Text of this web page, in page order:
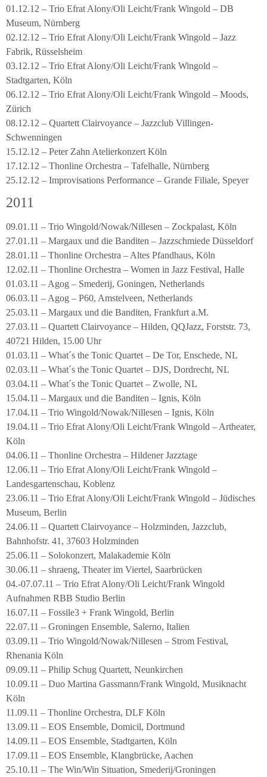
01.12.12 – Trio Efrat Alony/Oli Leicht/Frank Wingold – DB
Museum, Nürnberg
02.12.12 – Trio Efrat Alony/Oli Leicht/Frank Wingold – Jazz
Fabrik, Rüsselsheim
03.12.12 – Trio Efrat Alony/Oli Leicht/Frank Wingold –
Stadtgarten, Köln
06.12.12 – Trio Efrat Alony/Oli Leicht/Frank Wingold – Moods,
Zürich
08.12.12 – Quartett Clairvoyance – Jazzclub Villingen-
Schwenningen
15.12.12 – Peter Zahn Atelierkonzert Köln
17.12.12 – Thonline Orchestra – Tafelhalle, Nürnberg
25.12.12 – Improvisations Performance – Grande Filiale, Speyer
2011
09.01.11 – Trio Wingold/Nowak/Nillesen – Zockpalast, Köln
27.01.11 – Margaux und die Banditen – Jazzschmiede Düsseldorf
28.01.11 – Thonline Orchestra – Altes Pfandhaus, Köln
12.02.11 – Thonline Orchestra – Women in Jazz Festival, Halle
01.03.11 – Agog – Smederij, Goningen, Netherlands
06.03.11 – Agog – P60, Amstelveen, Netherlands
25.03.11 – Margaux und die Banditen, Frankfurt a.M.
27.03.11 – Quartett Clairvoyance – Hilden, QQJazz, Forststr. 73,
40721 Hilden, 15.00 Uhr
01.03.11 – What´s the Tonic Quartet – De Tor, Enschede, NL
02.03.11 – What´s the Tonic Quartet – DJS, Dordrecht, NL
03.04.11 – What´s the Tonic Quartet – Zwolle, NL
15.04.11 – Margaux und die Banditen – Ignis, Köln
17.04.11 – Trio Wingold/Nowak/Nillesen – Ignis, Köln
19.04.11 – Trio Efrat Alony/Oli Leicht/Frank Wingold – Artheater,
Köln
04.06.11 – Thonline Orchestra – Hildener Jazztage
12.06.11 – Trio Efrat Alony/Oli Leicht/Frank Wingold –
Landesgartenschau, Koblenz
23.06.11 – Trio Efrat Alony/Oli Leicht/Frank Wingold – Jüdisches
Museum, Berlin
24.06.11 – Quartett Clairvoyance – Holzminden, Jazzclub,
Bahnhofstr. 41, 37603 Holzminden
25.06.11 – Solokonzert, Malakademie Köln
30.06.11 – shraeng, Theater im Viertel, Saarbrücken
04.-07.07.11 – Trio Efrat Alony/Oli Leicht/Frank Wingold
Aufnahmen RBB Studio Berlin
16.07.11 – Fossile3 + Frank Wingold, Berlin
22.07.11 – Groningen Ensemble, Salerno, Italien
03.09.11 – Trio Wingold/Nowak/Nillesen – Strom Festival,
Rhenania Köln
09.09.11 – Philip Schug Quartett, Neunkirchen
10.09.11 – Duo Martina Gassmann/Frank Wingold, Musiknacht
Köln
11.09.11 – Thonline Orchestra, DLF Köln
13.09.11 – EOS Ensemble, Domicil, Dortmund
14.09.11 – EOS Ensemble, Stadtgarten, Köln
17.09.11 – EOS Ensemble, Klangbrücke, Aachen
25.10.11 – The Win/Win Situation, Smederij/Groningen